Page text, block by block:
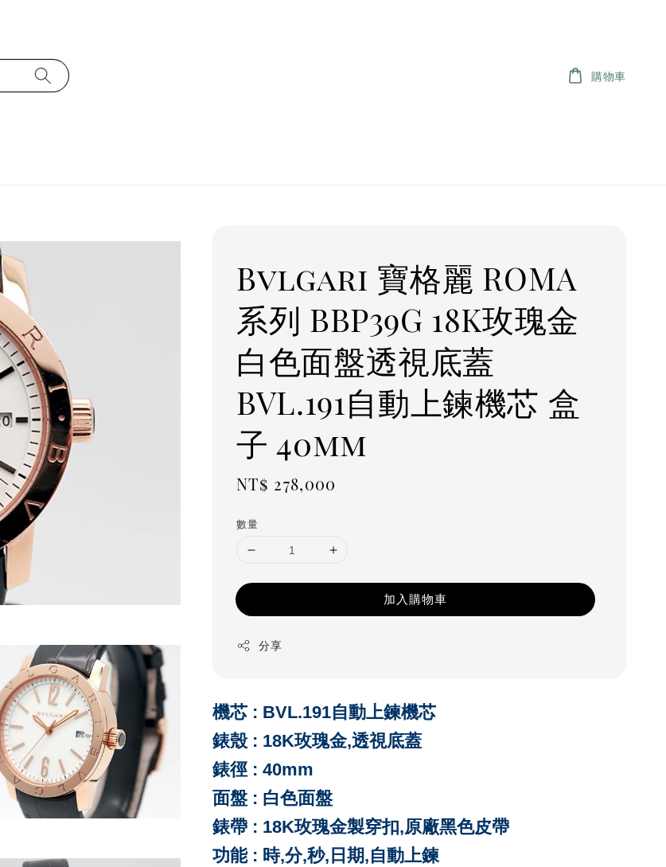
購物車
Bvlgari 寶格麗 ROMA
系列 BBP39G 18K玫瑰金
白色面盤透視底蓋
BVL.191自動上鍊機芯 盒
子 40mm
Regular
NT$ 278,000
數量
加入購物車
分享
機芯 : BVL.191自動上鍊機芯
錶殼 : 18K玫瑰金,透視底蓋
錶徑 : 40mm
面盤 : 白色面盤
錶帶 : 18K玫瑰金製穿扣,原廠黑色皮帶
功能 : 時,分,秒,日期,自動上鍊